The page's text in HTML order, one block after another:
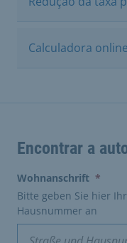
Calculadora
Encontrar a
Wohnanschrift *
Bitte geben Sie hier
Hausnummer an